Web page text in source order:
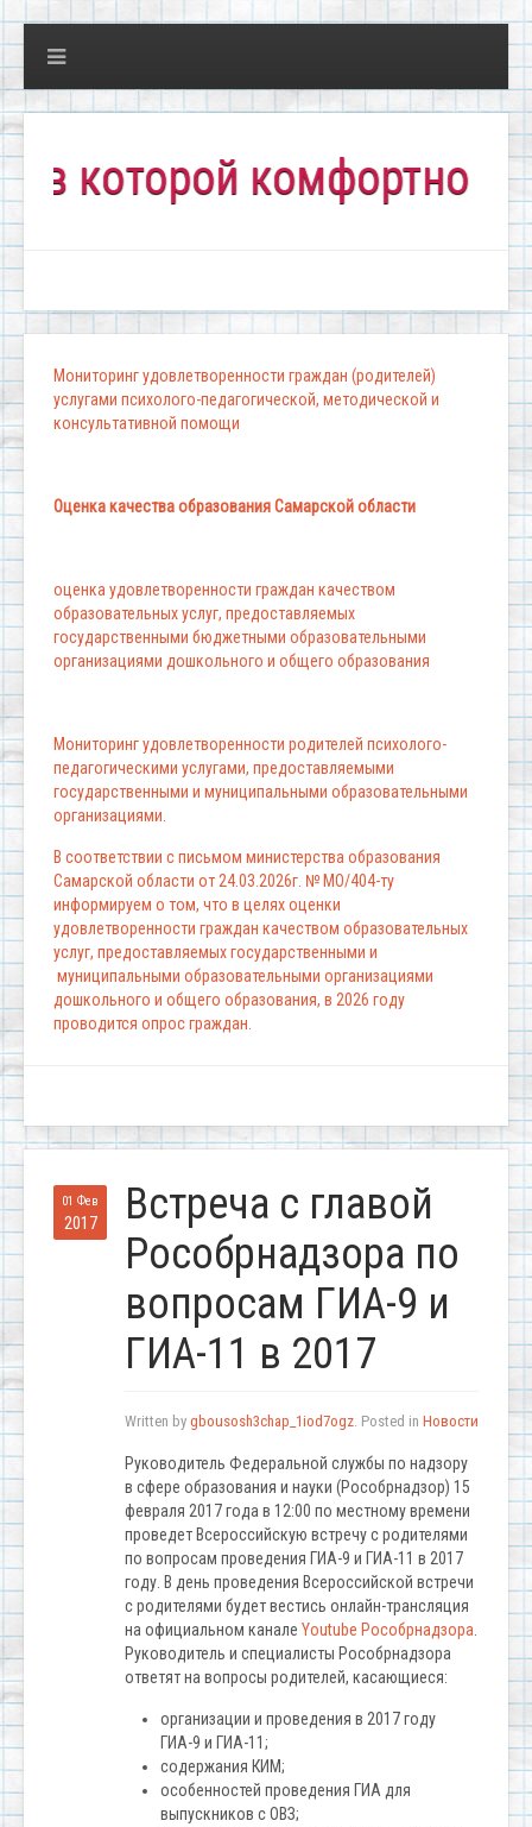
комфортно всем!"
Мониторинг удовлетворенности граждан (родителей)
услугами психолого-педагогической, методической и
консультативной помощи
Оценка качества образования Самарской области
оценка удовлетворенности граждан качеством
образовательных услуг, предоставляемых
государственными бюджетными образовательными
организациями дошкольного и общего образования
Мониторинг удовлетворенности родителей психолого-
педагогическими услугами, предоставляемыми
государственными и муниципальными образовательными
организациями.
В соответствии с письмом министерства образования
Самарской области от 24.03.2026г. № МО/404-ту
информируем о том, что в целях оценки
удовлетворенности граждан качеством образовательных
услуг, предоставляемых государственными и
муниципальными образовательными организациями
дошкольного и общего образования, в 2026 году
проводится опрос граждан.
01 Фев
2017
Встреча с главой
Рособрнадзора по
вопросам ГИА-9 и
ГИА-11 в 2017
Written by gbousosh3chap_1iod7ogz. Posted in Новости
Руководитель Федеральной службы по надзору
в сфере образования и науки (Рособрнадзор) 15
февраля 2017 года в 12:00 по местному времени
проведет Всероссийскую встречу с родителями
по вопросам проведения ГИА-9 и ГИА-11 в 2017
году. В день проведения Всероссийской встречи
с родителями будет вестись онлайн-трансляция
на официальном канале Youtube Рособрнадзора
Руководитель и специалисты Рособрнадзора
ответят на вопросы родителей, касающиеся:
организации и проведения в 2017 году
ГИА-9 и ГИА-11;
содержания КИМ;
особенностей проведения ГИА для
выпускников с ОВЗ;